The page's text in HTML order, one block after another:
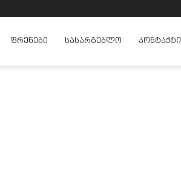
ᲤᲠᲔᲜᲔᲑᲘ ᲡᲐᲡᲐᲠᲒᲔᲑᲚᲝ ᲙᲝᲜᲢᲐᲥᲢᲘ